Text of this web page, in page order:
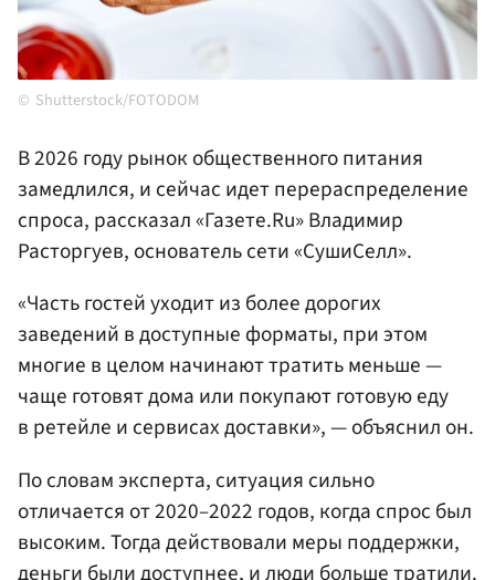
Shutterstock/FOTODOM
В 2026 году рынок общественного питания
замедлился, и сейчас идет перераспределение
спроса, рассказал «Газете.Ru» Владимир
Расторгуев, основатель сети «СушиСелл».
«Часть гостей уходит из более дорогих
заведений в доступные форматы, при этом
многие в целом начинают тратить меньше —
чаще готовят дома или покупают готовую еду
в ретейле и сервисах доставки», — объяснил он.
По словам эксперта, ситуация сильно
отличается от 2020–2022 годов, когда спрос был
высоким. Тогда действовали меры поддержки,
деньги были доступнее, и люди больше тратили.